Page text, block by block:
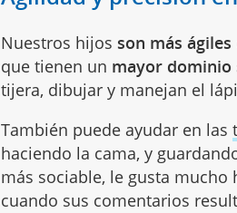
Nuestros hijosson más ágiles
que tienen un mayor dominio
tijera, dibujar y manejan el
También puede ayudar en las
haciendo la cama, y
más sociable, le gusta mucho
cuando sus comentarios